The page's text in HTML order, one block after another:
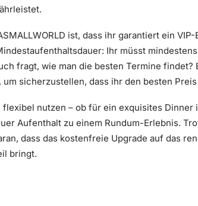
ist, dass ihr garantiert ein
Ihr müsst
fragt, wie man die besten Termine
sicherzustellen, dass ihr den besten
nutzen – ob für ein exquisites
Aufenthalt zu einem Rundum-Erlebnis.
dass das kostenfreie Upgrade auf das
bringt.